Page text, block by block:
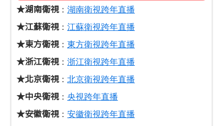
★湖南衛視： 湖南衛視跨年直播
★江蘇衛視： 江蘇衛視跨年直播
★東方衛視： 東方衛視跨年直播
★浙江衛視： 浙江衛視跨年直播
★北京衛視： 北京衛視跨年直播
★中央衛視： 央視跨年直播
★安徽衛視： 安徽衛視跨年直播